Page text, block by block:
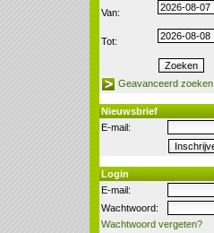
Van:
Tot:
Geavanceerd zoeken
Nieuwsbrief
E-mail:
Login
E-mail:
Wachtwoord:
Wachtwoord vergeten?